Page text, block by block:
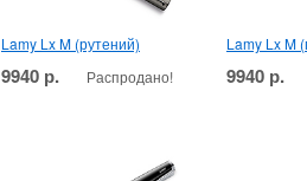
Lamy Lx M (рутений)
9940 р. Распродано!
Lamy Lx M
9940 р.